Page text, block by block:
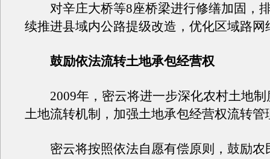
对辛庄大桥等8座桥梁进行修缮加固，
续推进县域内公路提级改造，优化区域路网
鼓励依法流转土地承包经营权
2009年，密云将进一步深化农村土地制
土地流转机制，加强土地承包经营权流转管
密云将按照依法自愿有偿原则，鼓励农